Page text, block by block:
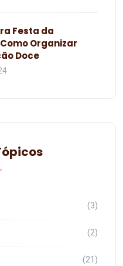
Festa da
Organizar
Doce
(3)
(2)
(21)